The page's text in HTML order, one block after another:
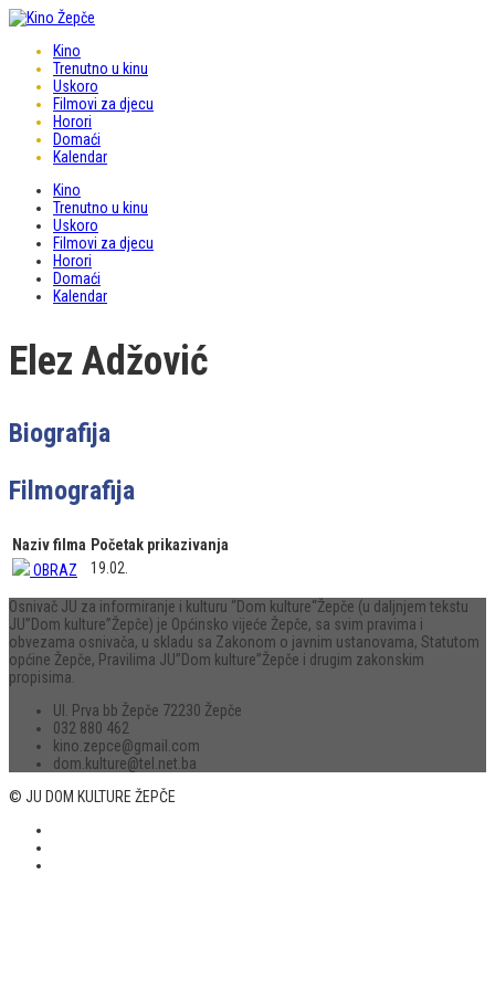
Kino
Trenutno u kinu
Uskoro
Filmovi za djecu
Horori
Domaći
Kalendar
Kino
Trenutno u kinu
Uskoro
Filmovi za djecu
Horori
Domaći
Kalendar
Elez Adžović
Biografija
Filmografija
Naziv filma Početak prikazivanja
OBRAZ
19.02.
Osnivač JU za informiranje i kulturu “Dom kulture“Žepče (u daljnjem tekstu
JU”Dom kulture”Žepče) je Općinsko vijeće Žepče, sa svim pravima i
obvezama osnivača, u skladu sa Zakonom o javnim ustanovama, Statutom
općine Žepče, Pravilima JU”Dom kulture”Žepče i drugim zakonskim
propisima.
Ul. Prva bb Žepče 72230 Žepče
032 880 462
kino.zepce@gmail.com
dom.kulture@tel.net.ba
© JU DOM KULTURE ŽEPČE